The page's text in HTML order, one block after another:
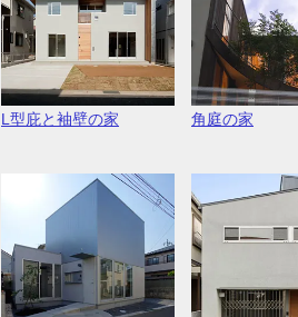
L型庇と袖壁の家 角庭の家